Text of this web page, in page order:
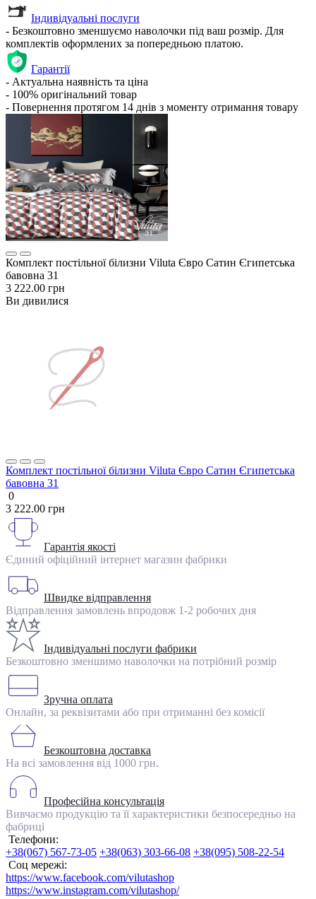
Індивідуальні послуги
- Безкоштовно зменшуємо наволочки під ваш розмір. Для
комплектів оформлених за попередньою платою.
Гарантії
- Актуальна наявність та ціна
- 100% оригінальний товар
- Повернення протягом 14 днів з моменту отримання товару
Комплект постільної білизни Viluta Євро Сатин Єгипетська
бавовна 31
3 222.00 грн
Ви дивилися
Комплект постільної білизни Viluta Євро Сатин Єгипетська
бавовна 31
0
3 222.00 грн
Гарантія якості
Єдиний офіційний інтернет магазин фабрики
Швидке відправлення
Відправлення замовлень впродовж 1-2 робочих дня
Індивідуальні послуги фабрики
Безкоштовно зменшимо наволочки на потрібний розмір
Зручна оплата
Онлайн, за реквізитами або при отриманні без комісії
Безкоштовна доставка
На всі замовлення від 1000 грн.
Професійна консультація
Вивчаємо продукцію та її характеристики безпосередньо на
фабриці
Телефони:
+38(067) 567-73-05 +38(063) 303-66-08 +38(095) 508-22-54
Соц мережі:
https://www.facebook.com/vilutashop
https://www.instagram.com/vilutashop/